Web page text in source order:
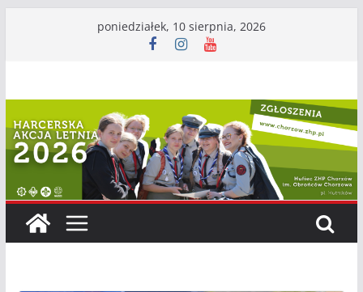
poniedziałek, 10 sierpnia, 2026